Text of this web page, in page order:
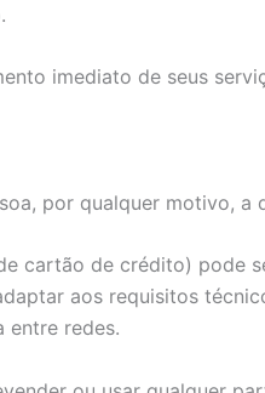
imediato de seus
por qualquer motivo, a
cartão de crédito) pode
aos requisitos
entre redes.